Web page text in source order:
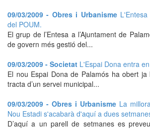
09/03/2009 - Obres i Urbanisme
del POUM.
El grup de l’Entesa a l’Ajuntament de
de govern més gestió del...
09/03/2009 - Societat L'Espai Dona entra
El nou Espai Dona de Palamós ha obert
tracta d’un servei municipal...
09/03/2009 - Obres i Urbanisme La
Nou Estadi s'acabarà d'aquí a dues
D’aquí a un parell de setmanes es